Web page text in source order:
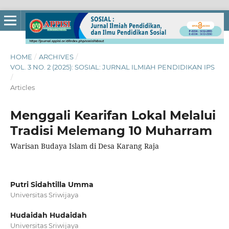
HOME / ARCHIVES /
VOL. 3 NO. 2 (2025): SOSIAL: JURNAL ILMIAH PENDIDIKAN IPS
/
Articles
Menggali Kearifan Lokal Melalui
Tradisi Melemang 10 Muharram
Warisan Budaya Islam di Desa Karang Raja
Putri Sidahtilla Umma
Universitas Sriwijaya
Hudaidah Hudaidah
Universitas Sriwijaya